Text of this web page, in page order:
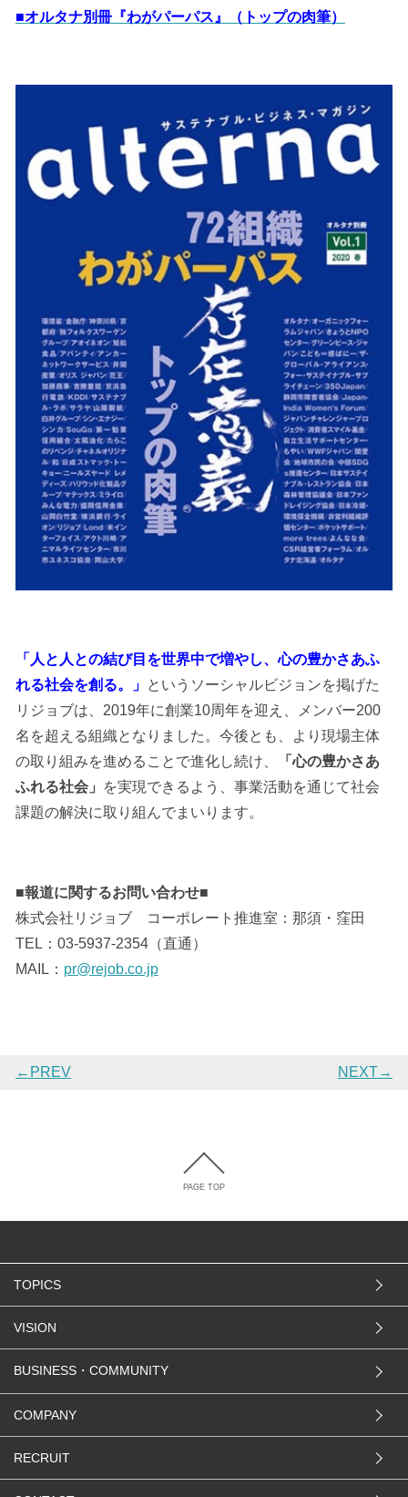
■オルタナ別冊『わがパーパス』（トップの肉筆）
「人と人との結び目を世界中で増やし、心の豊かさあふ
れる社会を創る。」 というソーシャルビジョンを掲げた
リジョブは、2019年に創業10周年を迎え、メンバー200
名を超える組織となりました。今後とも、より現場主体
の取り組みを進めることで進化し続け、
「心の豊かさあ
ふれる社会」
を実現できるよう、事業活動を通じて社会
課題の解決に取り組んでまいります。
■報道に関するお問い合わせ■
株式会社リジョブ コーポレート推進室：那須・窪田
TEL：03-5937-2354（直通）
MAIL： pr@rejob.co.jp
←PREV NEXT→
PAGE TOP
TOPICS
VISION
BUSINESS・COMMUNITY
COMPANY
RECRUIT